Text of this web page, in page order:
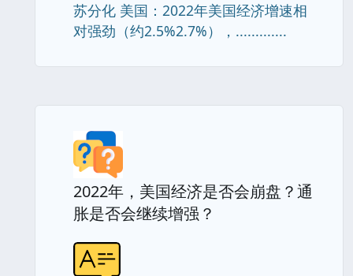
苏分化 美国：2022年美国经济增速相
对强劲（约2.5%2.7%），.............
2022年，美国经济是否会崩盘？通
胀是否会继续增强？